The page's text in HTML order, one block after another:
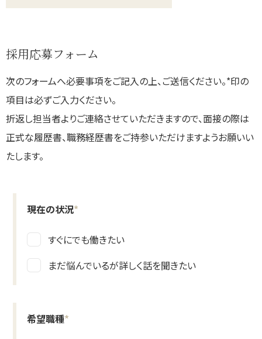
採用応募フォーム
次のフォームへ必要事項をご記入の上、ご送信ください。*印の
項目は必ずご入力ください。
折返し担当者よりご連絡させていただきますので、面接の際は
正式な履歴書、職務経歴書をご持参いただけますようお願いい
たします。
現在の状況*
すぐにでも働きたい
まだ悩んでいるが詳しく話を聞きたい
希望職種*